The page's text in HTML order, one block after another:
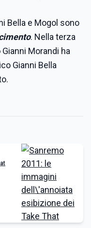
Bella e Mogol sono
. Nella terza
Morandi ha
Gianni Bella